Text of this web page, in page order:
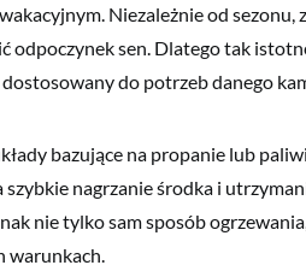
Niezależnie od sezonu,
odpoczynek sen. Dlatego tak
do potrzeb danego
bazujące na propanie lub
nagrzanie środka i
nie tylko sam sposób
warunkach.